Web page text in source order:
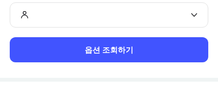
옵션 조회하기